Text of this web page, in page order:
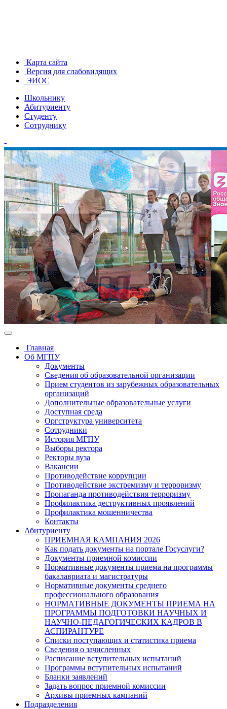
Карта сайта
Версия для слабовидящих
ЭИОС
Школьнику
Абитуриенту
Студенту
Сотруднику
-
Главная
Об МГПУ
Документы
Сведения об образовательной организации
Прием студентов из зарубежных образовательных
организаций
Дополнительные образовательные услуги
Доступная среда
Оргструктура университета
Сотрудники
История МГПУ
Выборы ректора
Ректоры вуза
Вакансии
Противодействие коррупции
Противодействие экстремизму и терроризму
Пропаганда противодействия терроризму
Профилактика деструктивных проявлений
Профилактика мошенничества
Контакты
Абитуриенту
ПРИЕМНАЯ КАМПАНИЯ 2026
Как подать документы на портале Госуслуги?
Документы приемной комиссии
Нормативные документы приема на программы
бакалавриата и магистратуры
Нормативные документы среднего
профессионального образования
НОРМАТИВНЫЕ ДОКУМЕНТЫ ПРИЕМА НА
ПРОГРАММЫ ПОДГОТОВКИ НАУЧНЫХ И
НАУЧНО-ПЕДАГОГИЧЕСКИХ КАДРОВ В
АСПИРАНТУРЕ
Списки поступающих и статистика приема
Сведения о зачисленных
Расписание вступительных испытаний
Программы вступительных испытаний
Бланки заявлений
Задать вопрос приемной комиссии
Архивы приемных кампаний
Подразделения